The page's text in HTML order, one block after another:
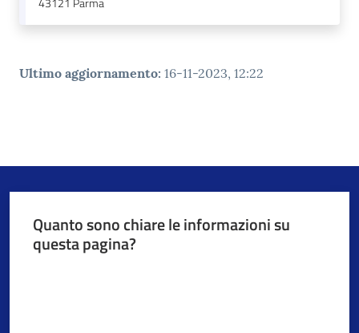
Ultimo aggiornamento: 16-11-2023, 12:22
Quanto sono chiare le informazioni su
questa pagina?